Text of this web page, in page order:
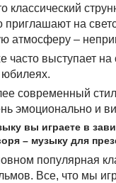
классический
приглашают на
атмосферу –
часто выступает
современный
эмоционально и
вы играете в
– музыку для
популярная
Все, что мы